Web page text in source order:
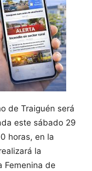
de Traiguén será
este sábado 29
horas, en la
la
Femenina de